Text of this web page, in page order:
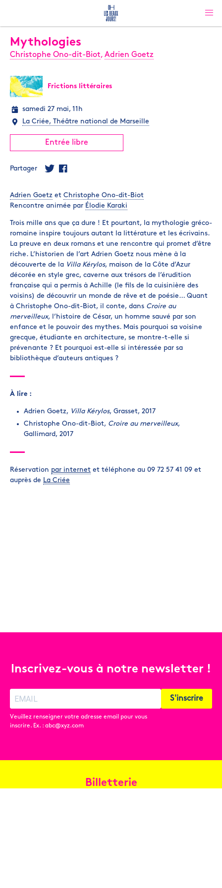
Mythologies
Christophe Ono-dit-Biot, Adrien Goetz
Frictions littéraires
samedi 27 mai, 11h
La Criée, Théâtre national de Marseille
Entrée libre
Partager
Adrien Goetz et Christophe Ono-dit-Biot
Rencontre animée par Élodie Karaki
Trois mille ans que ça dure ! Et pourtant, la mythologie gréco-
romaine inspire toujours autant la littérature et les écrivains.
La preuve en deux romans et une rencontre qui promet d’être
riche. L’historien de l’art Adrien Goetz nous mène à la
découverte de la Villa Kérylos, maison de la Côte d’Azur
décorée en style grec, caverne aux trésors de l’érudition
française qui a permis à Achille (le fils de la cuisinière des
voisins) de découvrir un monde de rêve et de poésie… Quant
à Christophe Ono-dit-Biot, il conte, dans Croire au
merveilleux, l’histoire de César, un homme sauvé par son
enfance et le pouvoir des mythes. Mais pourquoi sa voisine
grecque, étudiante en architecture, se montre-t-elle si
prévenante ? Et pourquoi est-elle si intéressée par sa
bibliothèque d’auteurs antiques ?
À lire :
Adrien Goetz, Villa Kérylos, Grasset, 2017
Christophe Ono-dit-Biot, Croire au merveilleux,
Gallimard, 2017
Réservation par internet et téléphone au 09 72 57 41 09 et
auprès de La Criée
Inscrivez-vous à notre newsletter !
Veuillez renseigner votre adresse email pour vous
inscrire. Ex. : abc@xyz.com
S'inscrire
Billetterie